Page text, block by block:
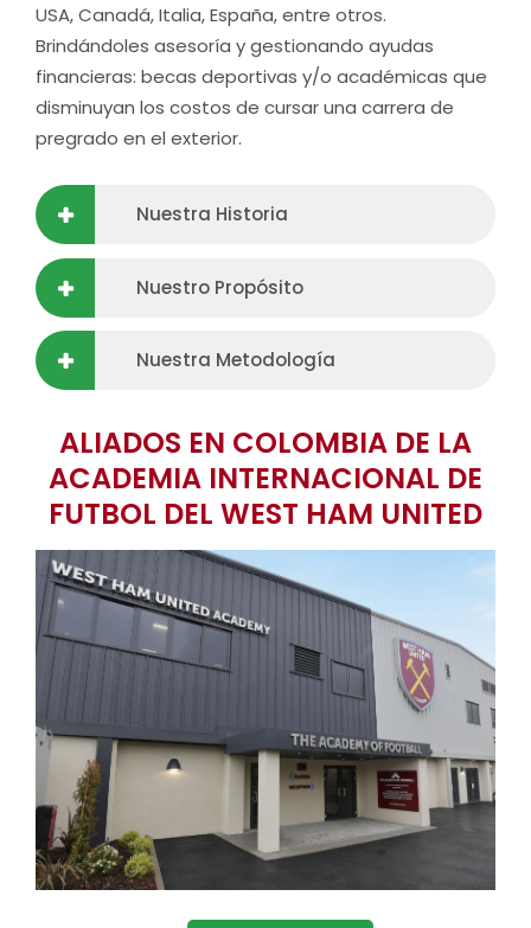
USA, Canadá, Italia, España, entre otros.
Brindándoles asesoría y gestionando ayudas
financieras: becas deportivas y/o académicas que
disminuyan los costos de cursar una carrera de
pregrado en el exterior.
Nuestra Historia
Nuestro Propósito
Nuestra Metodología
ALIADOS EN COLOMBIA DE LA
ACADEMIA INTERNACIONAL DE
FUTBOL DEL WEST HAM UNITED